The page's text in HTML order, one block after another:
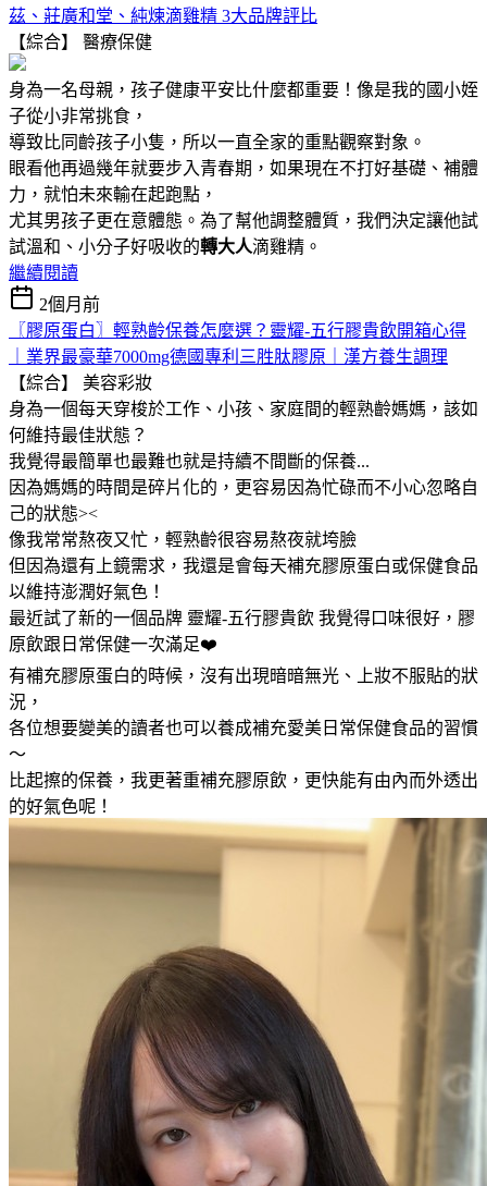
茲、莊廣和堂、純煉滴雞精 3大品牌評比
【綜合】 醫療保健
身為一名母親，孩子健康平安比什麼都重要！像是我的國小姪
子從小非常挑食，
導致比同齡孩子小隻，所以一直全家的重點觀察對象。
眼看他再過幾年就要步入青春期，如果現在不打好基礎、補體
力，就怕未來輸在起跑點，
尤其男孩子更在意體態。為了幫他調整體質，我們決定讓他試
試溫和、小分子好吸收的轉大人滴雞精。
繼續閱讀
2個月前
〖膠原蛋白〗輕熟齡保養怎麼選？靈耀-五行膠貴飲開箱心得
｜業界最豪華7000mg德國專利三胜肽膠原｜漢方養生調理
【綜合】 美容彩妝
身為一個每天穿梭於工作、小孩、家庭間的輕熟齡媽媽，該如
何維持最佳狀態？
我覺得最簡單也最難也就是持續不間斷的保養...
因為媽媽的時間是碎片化的，更容易因為忙碌而不小心忽略自
己的狀態><
像我常常熬夜又忙，輕熟齡很容易熬夜就垮臉
但因為還有上鏡需求，我還是會每天補充膠原蛋白或保健食品
以維持澎潤好氣色！
最近試了新的一個品牌 靈耀-五行膠貴飲 我覺得口味很好，膠
原飲跟日常保健一次滿足❤️
有補充膠原蛋白的時候，沒有出現暗暗無光、上妝不服貼的狀
況，
各位想要變美的讀者也可以養成補充愛美日常保健食品的習慣
～
比起擦的保養，我更著重補充膠原飲，更快能有由內而外透出
的好氣色呢！